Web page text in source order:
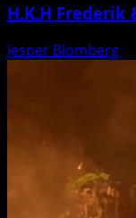
H.K.H Frederik
Jesper Blomberg